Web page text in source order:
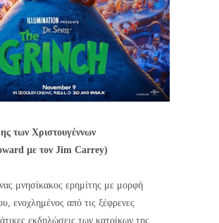
των Χριστουγέννων
με τον Jim Carrey)
μνησίκακος ερημίτης με μορφή
ενοχλημένος από τις ξέφρενες
εκδηλώσεις των κατοίκων της